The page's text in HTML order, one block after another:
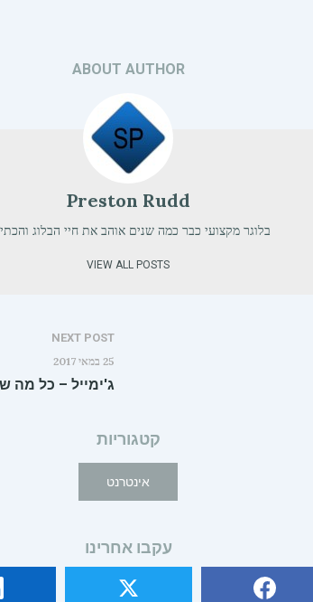
ABOUT AUTHOR
Preston Rudd
בלוגר מקצועי כבר כמה שנים אוהב את חיי הבלוג
VIEW ALL POSTS
NEXT POST
25 במאי 2017
ג'ימייל – כל מה
קטגוריות
אינטרנט
עקבו אחרינו